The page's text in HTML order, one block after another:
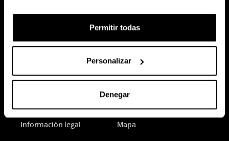
Permitir todas
Personalizar
Denegar
Información legal Mapa